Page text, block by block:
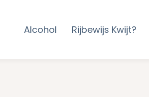
Alcohol Rijbewijs Kwijt?